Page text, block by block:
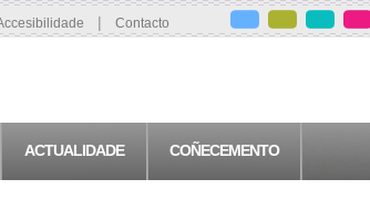
| Contacto
ACTUALIDADE COÑECEMENTO